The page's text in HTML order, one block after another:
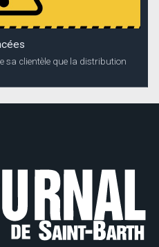
sa clientèle que la distribution